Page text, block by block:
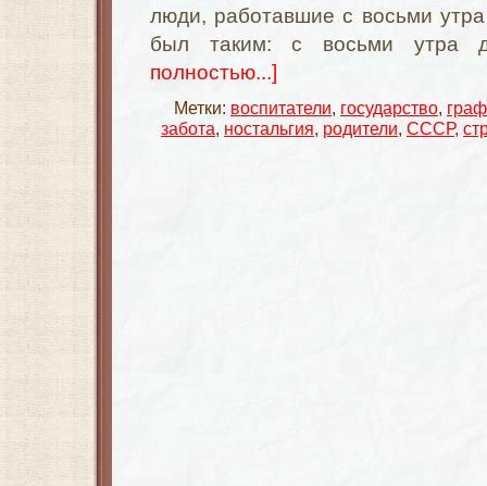
люди, работавшие с восьми
был таким: с восьми утра
полностью...]
Метки: воспитатели, государство,
забота, ностальгия, родители, СССР,